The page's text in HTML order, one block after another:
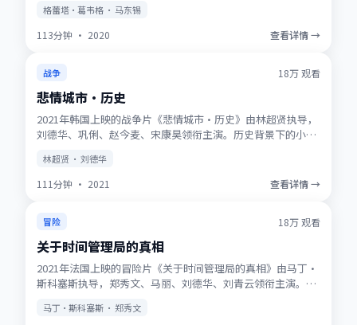
度选择，观影体验稳定流畅。
格蕾塔·葛韦格 · 马东锡
113分钟 · 2020 查看详情 →
获奖 ★9.7
战争 18万观看
悲情城市·历史
2021年韩国上映的战争片《悲情城市·历史》由林超贤执导，
刘德华、巩俐、赵今麦、宋康昊领衔主演。历史背景下的小人
新，支持多终端流畅播放。
林超贤 · 刘德华
111分钟 · 2021 查看详情 →
NEW ★9.5
冒险 18万观看
关于时间管理局的真相
2021年法国上映的冒险片《关于时间管理局的真相》由马丁·
斯科塞斯执导，郑秀文、马丽、刘德华、刘青云领衔主演。动
节与人物刻画的观众收藏观看。
马丁·斯科塞斯 · 郑秀文